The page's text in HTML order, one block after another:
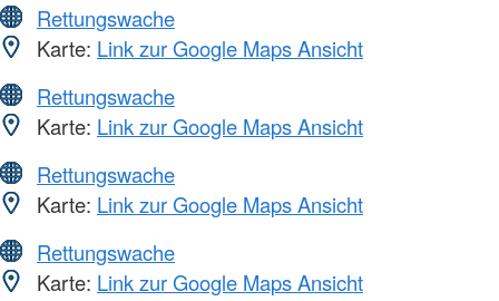
Rettungswache
Karte: Link zur Google Maps Ansicht
Rettungswache
Karte: Link zur Google Maps Ansicht
Rettungswache
Karte: Link zur Google Maps Ansicht
Rettungswache
Karte: Link zur Google Maps Ansicht